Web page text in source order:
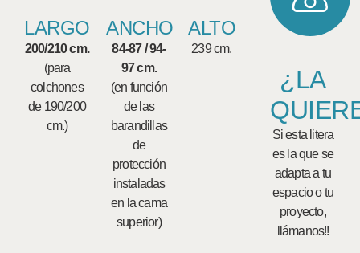
LARGO
200/210 cm.
(para
colchones
de 190/200
cm.)
ANCHO
84-87 / 94-
97 cm.
(en función
de las
barandillas
de
protección
instaladas
en la cama
superior)
ALTO
239 cm.
¿LA
Si esta litera
es la que se
adapta a tu
espacio o tu
proyecto,
llámanos!!